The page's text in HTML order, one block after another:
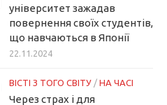
університет зажадав
повернення своїх студентів,
що навчаються в Японії
22.11.2024
ВІСТІ З ТОГО СВІТУ / НА ЧАСІ
Через страх і для